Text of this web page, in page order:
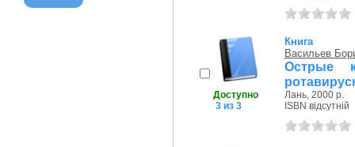
Доступно
3 из 3
Книга
Васильев
Острые
Лань, 2000 р.
ISBN відсутній